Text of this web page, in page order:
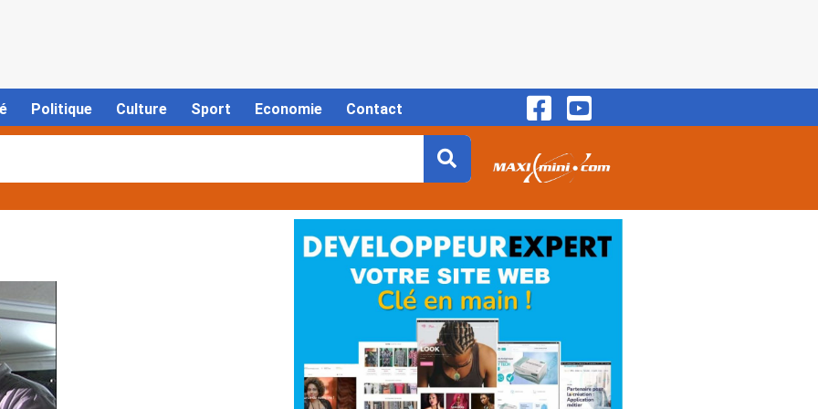
Politique Culture Sport Economie Contact